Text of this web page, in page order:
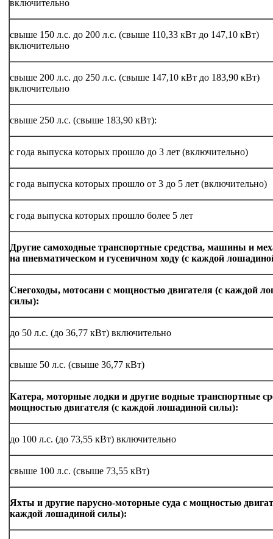
включительно
свыше 150 л.с. до 200 л.с. (свыше 110,33 кВт до 147,10 кВт)
включительно
свыше 200 л.с. до 250 л.с. (свыше 147,10 кВт до 183,90 кВт)
включительно
свыше 250 л.с. (свыше 183,90 кВт):
с года выпуска которых прошло до 3 лет (включительно)
с года выпуска которых прошло от 3 до 5 лет (включительно)
с года выпуска которых прошло более 5 лет
Другие самоходные транспортные средства, машины и
на пневматическом и гусеничном ходу (с каждой
Снегоходы, мотосани с мощностью двигателя (с каждой
силы):
до 50 л.с. (до 36,77 кВт) включительно
свыше 50 л.с. (свыше 36,77 кВт)
Катера, моторные лодки и другие водные транспортные
мощностью двигателя (с каждой лошадиной силы):
до 100 л.с. (до 73,55 кВт) включительно
свыше 100 л.с. (свыше 73,55 кВт)
Яхты и другие парусно-моторные суда с мощностью
каждой лошадиной силы):